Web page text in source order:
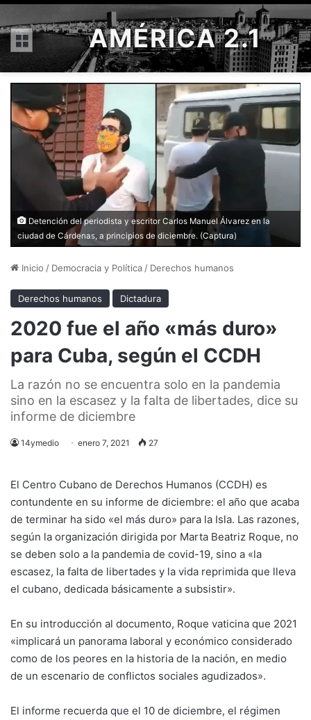
Menú AMÉRICA 2.1
Detención del periodista y escritor Carlos Manuel Álvarez en la
ciudad de Cárdenas, a principios de diciembre. (Captura)
Inicio / Democracia y Política / Derechos humanos
Derechos humanos Dictadura
2020 fue el año «más duro»
para Cuba, según el CCDH
La razón no se encuentra solo en la pandemia
sino en la escasez y la falta de libertades, dice su
informe de diciembre
14ymedio enero 7, 2021 27
El Centro Cubano de Derechos Humanos (CCDH) es
contundente en su informe de diciembre: el año que acaba
de terminar ha sido «el más duro» para la Isla. Las razones,
según la organización dirigida por Marta Beatriz Roque, no
se deben solo a la pandemia de covid-19, sino a «la
escasez, la falta de libertades y la vida reprimida que lleva
el cubano, dedicada básicamente a subsistir».
En su introducción al documento, Roque vaticina que 2021
«implicará un panorama laboral y económico considerado
como de los peores en la historia de la nación, en medio
de un escenario de conflictos sociales agudizados».
El informe recuerda que el 10 de diciembre, el régimen